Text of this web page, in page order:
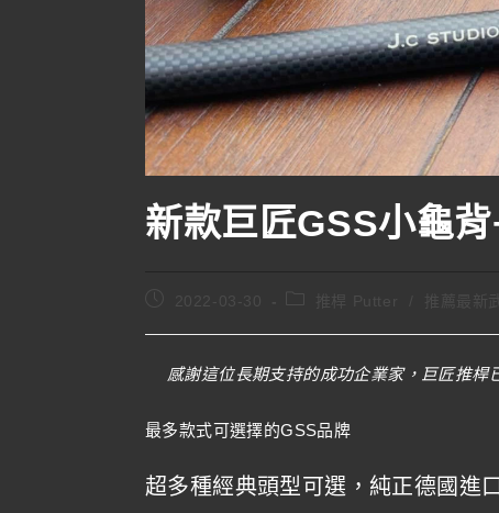
新款巨匠GSS小龜
2022-03-30
感謝這位長期支持的成功企業家，巨匠推
最多款式可選擇的GSS品牌
超多種經典頭型可選，純正德國進